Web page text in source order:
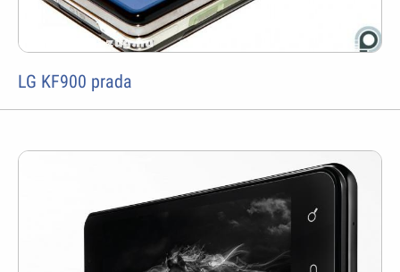
LG KF900 prada